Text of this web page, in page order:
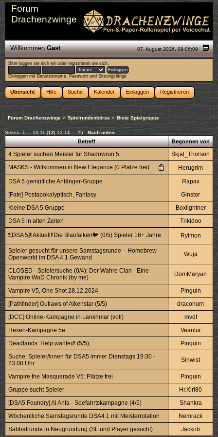
Forum
Drachenzwinge
07. August 2026, 09:06:09
WillkommenGast
Bitte loggen sie sich ein oderregistrieren sie sich.
Einloggen mit Benutzername, Passwort und Sitzungslänge
Übersicht Hilfe Suche Kalender Einloggen Registrieren
Forum Drachenzwinge > Spielrundenbörse> Biete Spielgruppe
Seiten:1 ... 10 11 [12] 13 14 25 Nach unten
Betreff Begonnen von
4 Spieler suchen Meister für Shadowrun 5
Skjal_Thorson
MASKS - Willkommen in New Elegance (0 Plätze frei)
Herugrim
DSA 5 gemütliche Anfänger-Gruppe
Rapax
[Fate] Postapokalyptisch, Fantasy
Ginstor
Kleine DSA 5 Gruppe
Boxlightner
DSA 5 in alten Zeiten
Trikidoo
❗[DSA 5]‼️Aktuell‼️Die Blaufalken🐦 (0/5) Spieler 16+ Jahre Rylmon
Spieler gesucht für unsere Samstagsrunde – Homebrew
Openworld im DSA 4.1 Gewand
Wuja
CLOSED - Spielersuche (0/4): Der Wahre Clan - Eine
Vampire WoD Chronik (by me)
DomMaryan
Vampire V5, One Shot 28.12.2024
Pinguin
[Pathfinder] Outlaws of Alkenstar (5/5)
draconum
[DCC] Online-Kampagne in Lankhmar (voll)
mvdf
Hexen-Kampagne 5e
Veantur
Deadlands: Help wanted! (5/5);
Pinguin
Suche: Spieler/innen für DSA5 immer Dienstags 19:30 -
23:00 Uhr
Sinwist
Vampire the Masquerade V5: Plätze frei
Pinguin
Gruppe sucht Spieler
Hr.Kiri80
[DSA5 Foundry] Al Anfa - Seefahrtskampagne (4/5)
Shankra
Wöchentliche Samstagsrunde DSA4.1 mit Meisterrotation
Nemrack
Sabbatrunde in Neugründung (SL und Player gesucht)
Jackob